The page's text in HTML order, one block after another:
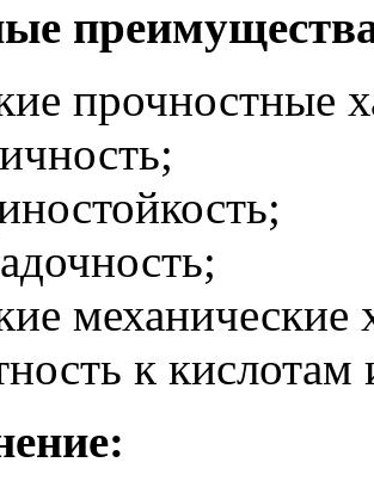
прочностные
механические
к